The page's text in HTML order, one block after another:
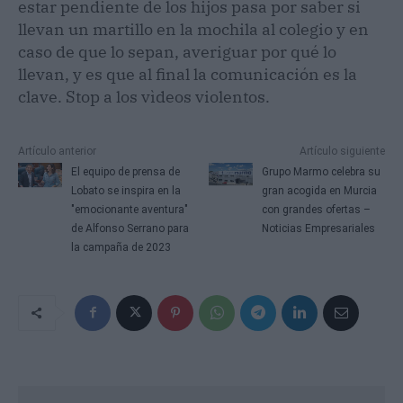
estar pendiente de los hijos pasa por saber si
llevan un martillo en la mochila al colegio y en
caso de que lo sepan, averiguar por qué lo
llevan, y es que al final la comunicación es la
clave. Stop a los vìdeos violentos.
Artículo anterior
El equipo de prensa de
Lobato se inspira en la
"emocionante aventura"
de Alfonso Serrano para
la campaña de 2023
Artículo siguiente
Grupo Marmo celebra su
gran acogida en Murcia
con grandes ofertas –
Noticias Empresariales